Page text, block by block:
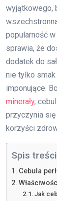
wyjątkowego,
popularność w
sprawia, że
dodatek do
nie tylko
imponujące.
minerały,
przyczynia się
korzyści
Spis treści
Cebula
Jak